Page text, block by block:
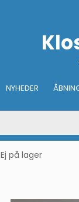
NYHEDER
Ej på lager